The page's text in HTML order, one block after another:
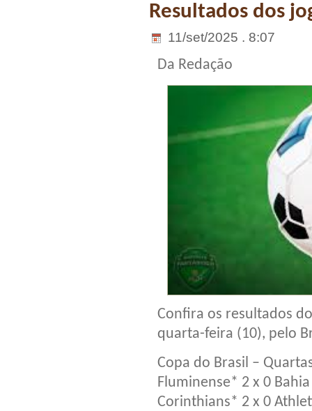
Resultados dos
11/set/2025 . 8:07
Da Redação
Confira os resultados
quarta-feira (10), pelo
Copa do Brasil –
Fluminense* 2 x 0
Corinthians* 2 x 0